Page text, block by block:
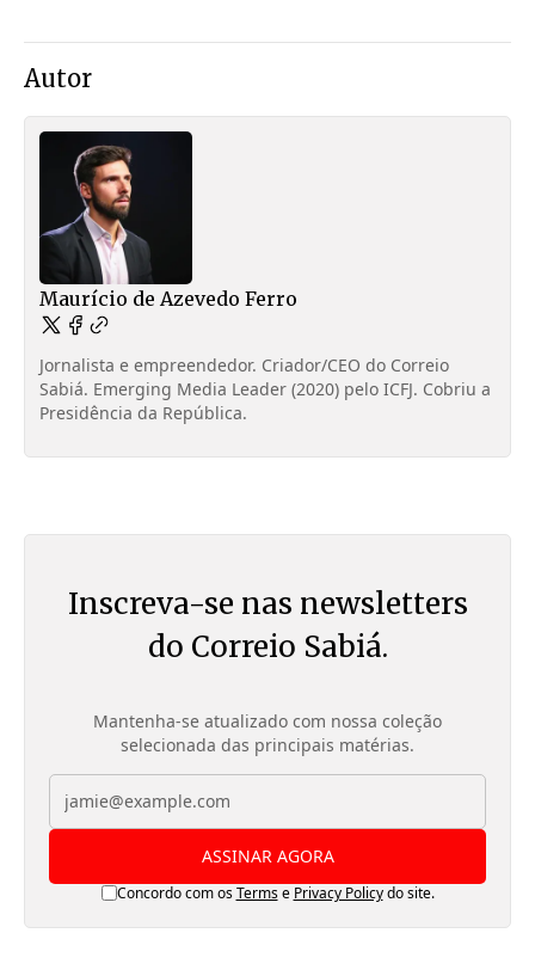
Autor
Maurício de Azevedo Ferro
Jornalista e empreendedor. Criador/CEO do Correio
Sabiá. Emerging Media Leader (2020) pelo ICFJ. Cobriu a
Presidência da República.
Inscreva-se nas newsletters
do Correio Sabiá.
Mantenha-se atualizado com nossa coleção
selecionada das principais matérias.
ASSINAR AGORA
Concordo com osTermse Privacy Policydo site.